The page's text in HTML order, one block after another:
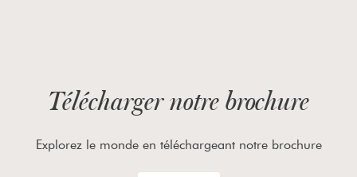
Télécharger notre brochure
Explorez le monde en téléchargeant notre brochure